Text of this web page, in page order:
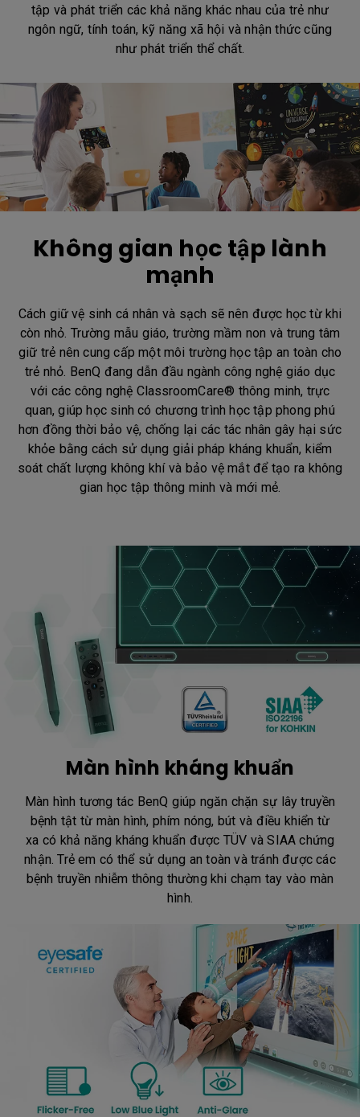
tập và phát triển các khả năng khác nhau của trẻ như
ngôn ngữ, tính toán, kỹ năng xã hội và nhận thức cũng
như phát triển thể chất.
Không gian học tập lành
mạnh
Cách giữ vệ sinh cá nhân và sạch sẽ nên được học từ khi
còn nhỏ. Trường mẫu giáo, trường mầm non và trung tâm
giữ trẻ nên cung cấp một môi trường học tập an toàn cho
trẻ nhỏ. BenQ đang dẫn đầu ngành công nghệ giáo dục
với các công nghệ ClassroomCare® thông minh, trực
quan, giúp học sinh có chương trình học tập phong phú
hơn đồng thời bảo vệ, chống lại các tác nhân gây hại sức
khỏe bằng cách sử dụng giải pháp kháng khuẩn, kiểm
soát chất lượng không khí và bảo vệ mắt để tạo ra không
gian học tập thông minh và mới mẻ.
Màn hình kháng khuẩn
Màn hình tương tác BenQ giúp ngăn chặn sự lây truyền
bệnh tật từ màn hình, phím nóng, bút và điều khiển từ
xa có khả năng kháng khuẩn được TÜV và SIAA chứng
nhận. Trẻ em có thể sử dụng an toàn và tránh được các
bệnh truyền nhiễm thông thường khi chạm tay vào màn
hình.